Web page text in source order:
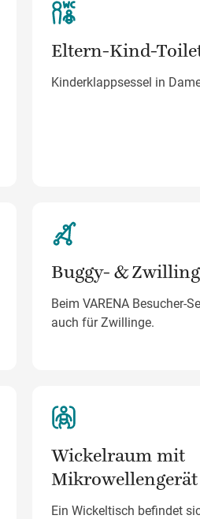
Eltern-Kind-
Kinderklappsessel in
Buggy- &
Beim VARENA Besucher-
auch für Zwillinge.
Wickelraum mit
Mikrowellengerät
Ein Wickeltisch befindet